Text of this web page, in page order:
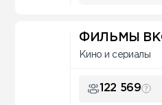
ФИЛЬМЫ
Кино и сериалы
122 569